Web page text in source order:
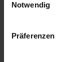
Notwendig
Präferenzen